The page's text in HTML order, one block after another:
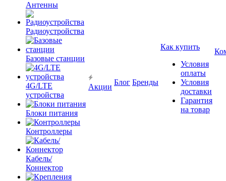
Антенны
Радиоустройства
Базовые станции
4G/LTE
устройства
Блоки питания
Контроллеры
Кабель/
Коннектор
Акции
Блог Бренды
Как купить
Условия
оплаты
Условия
доставки
Гарантия
на товар